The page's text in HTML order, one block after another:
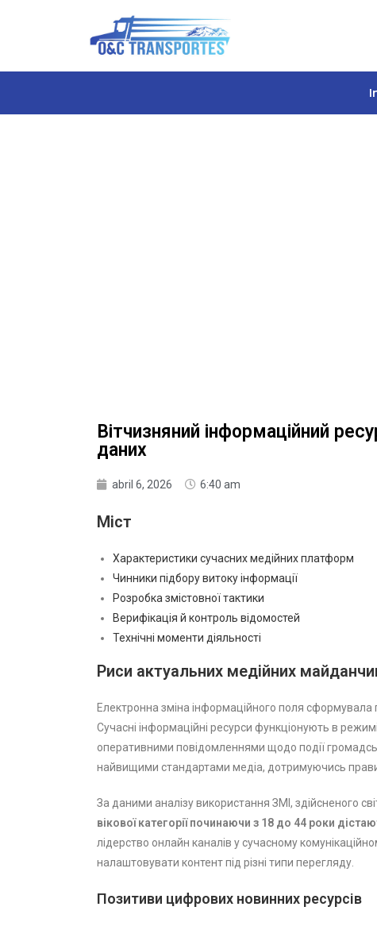
Вітчизняний інформаційний
даних
abril 6, 2026 6:40 am
Міст
Характеристики сучасних медійних платформ
Чинники підбору витоку інформації
Розробка змістовної тактики
Верифікація й контроль відомостей
Технічні моменти діяльності
Риси актуальних медійних
Електронна зміна інформаційного поля
Сучасні інформаційні ресурси функціонують в
оперативними повідомленнями щодо події
найвищими стандартами медіа, дотримуючись
За даними аналізу використання ЗМІ, здійсненого
вікової категорії починаючи з 18 до 44 роки
лідерство онлайн каналів у сучасному
налаштовувати контент під різні типи перегляду.
Позитиви цифрових новинних ресурсів